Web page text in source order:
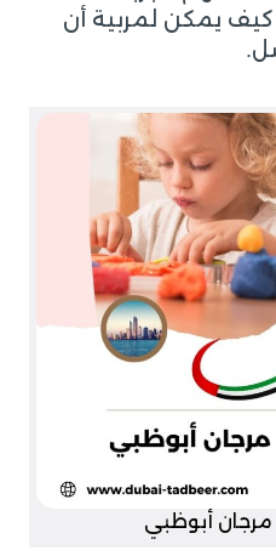
كيف يمكن لمربية أن
مرجان أبوظبي